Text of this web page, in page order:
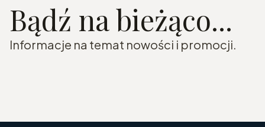
Bądź na bieżąco...
Informacje na temat nowości i promocji.